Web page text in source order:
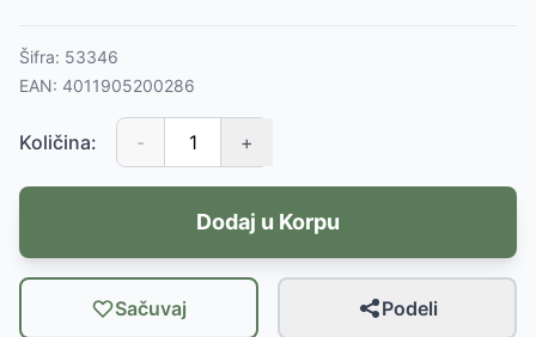
Šifra: 53346
EAN: 4011905200286
Količina: - +
Dodaj u Korpu
Sačuvaj Podeli